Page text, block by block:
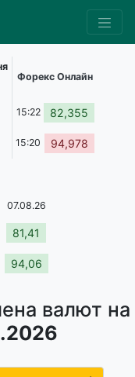
валют на
Форекс Онлайн
15:22 82,355
15:20 94,978
07.08.26
81,41
94,06